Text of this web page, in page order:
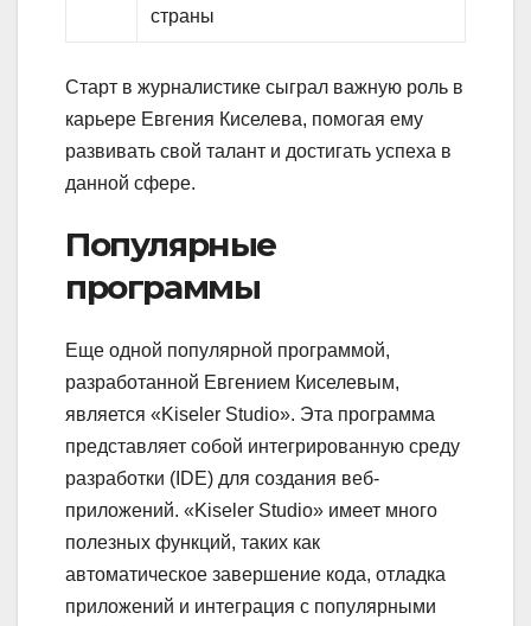
страны
Старт в журналистике сыграл важную роль в
карьере Евгения Киселева, помогая ему
развивать свой талант и достигать успеха в
данной сфере.
Популярные
программы
Еще одной популярной программой,
разработанной Евгением Киселевым,
является «Kiseler Studio». Эта программа
представляет собой интегрированную среду
разработки (IDE) для создания веб-
приложений. «Kiseler Studio» имеет много
полезных функций, таких как
автоматическое завершение кода, отладка
приложений и интеграция с популярными